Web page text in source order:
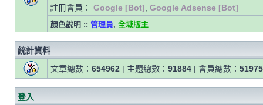
註冊會員： Google [Bot] Google Adsense [Bot]
顏色說明 :: 管理員, 全域版主
統計資料
文章總數： 654962 | 主題總數： 91884 | 會員總數： 51975
登入